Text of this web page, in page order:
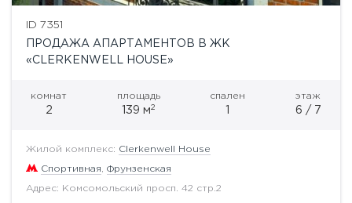
ID 7351
ПРОДАЖА АПАРТАМЕНТОВ В ЖК
«CLERKENWELL HOUSE»
комнат
2
площадь
139 м2
спален
1
этаж
6 / 7
Жилой комплекс: Clerkenwell House
Спортивная Фрунзенская
Адрес: Комсомольский просп. 42 стр.2